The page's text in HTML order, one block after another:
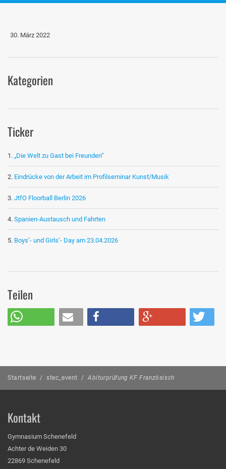
30. März 2022
Kategorien
Ticker
„Die Welt zu Gast bei Freunden“
Eindrücke von der Arbeit im Profilseminar Kunst/Musik
JtfO Floorball Berlin 2026
Spanien-Austausch und Fahrten
Boys‘- und Girls‘- Day am 23.04.2026
Teilen
Startseite / stec_event / Abiturprüfung KF Französisch
Kontakt
Gymnasium Schenefeld
Achter de Weiden 30
22869 Schenefeld